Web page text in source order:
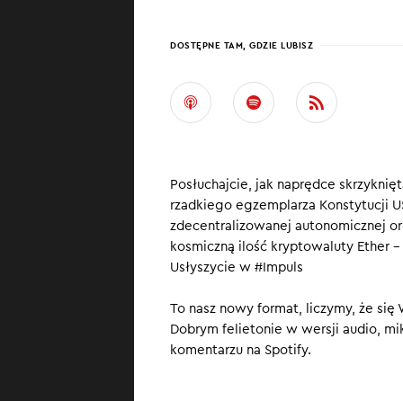
PROWADZĄCY:
DAO
DOSTĘPNE TAM, GDZIE LUBISZ
Posłuchajcie, jak naprędce
rzadkiego egzemplarza Konstytucji
zdecentralizowanej autonomicznej
kosmiczną ilość kryptowaluty Ether
Usłyszycie w #Impuls
To nasz nowy format, liczymy, że
Dobrym felietonie w wersji audio,
komentarzu na Spotify.